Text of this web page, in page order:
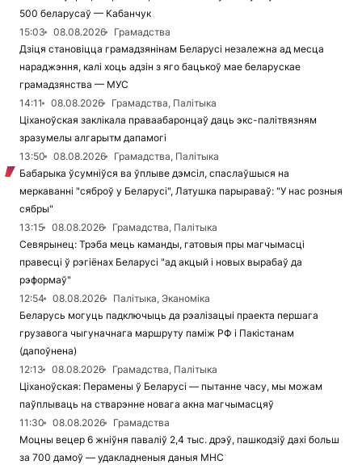
500 беларусаў — Кабанчук
15:03
08.08.2026
Грамадства
Дзіця становіцца грамадзянінам Беларусі незалежна ад месца
нараджэння, калі хоць адзін з яго бацькоў мае беларускае
грамадзянства — МУС
14:11
08.08.2026
Грамадства, Палітыка
Ціханоўская заклікала праваабаронцаў даць экс-палітвязням
зразумелы алгарытм дапамогі
13:50
08.08.2026
Грамадства, Палітыка
Бабарыка ўсумніўся ва ўплыве дэмсіл, спаслаўшыся на
меркаванні "сяброў у Беларусі", Латушка парыраваў: "У нас розныя
сябры"
13:15
08.08.2026
Грамадства, Палітыка
Севярынец: Трэба мець каманды, гатовыя пры магчымасці
правесці ў рэгіёнах Беларусі "ад акцый і новых вырабаў да
рэформаў"
12:54
08.08.2026
Палітыка, Эканоміка
Беларусь могуць падключыць да рэалізацыі праекта першага
грузавога чыгуначнага маршруту паміж РФ і Пакістанам
(дапоўнена)
12:13
08.08.2026
Грамадства, Палітыка
Ціханоўская: Перамены ў Беларусі — пытанне часу, мы можам
паўплываць на стварэнне новага акна магчымасцяў
11:30
08.08.2026
Грамадства
Моцны вецер 6 жніўня паваліў 2,4 тыс. дрэў, пашкодзіў дахі больш
за 700 дамоў — удакладненыя даныя МНС